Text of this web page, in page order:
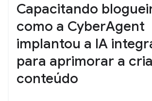
Capacitando
como a CyberAgent
implantou a IA
para aprimorar a
conteúdo